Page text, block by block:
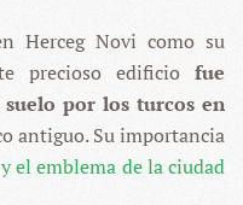
Herceg Novi como su
precioso edificio fue
por los turcos en
antiguo. Su importancia
el emblema de la ciudad